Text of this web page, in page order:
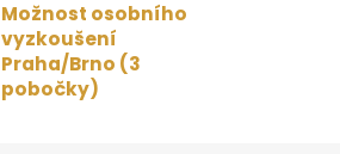
Možnost osobního
vyzkoušení
Praha/Brno (3
pobočky)